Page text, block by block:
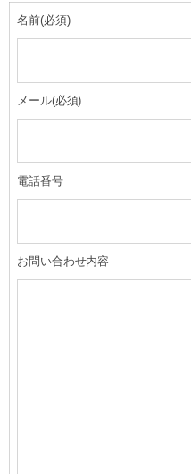
名前(必須)
メール(必須)
電話番号
お問い合わせ内容